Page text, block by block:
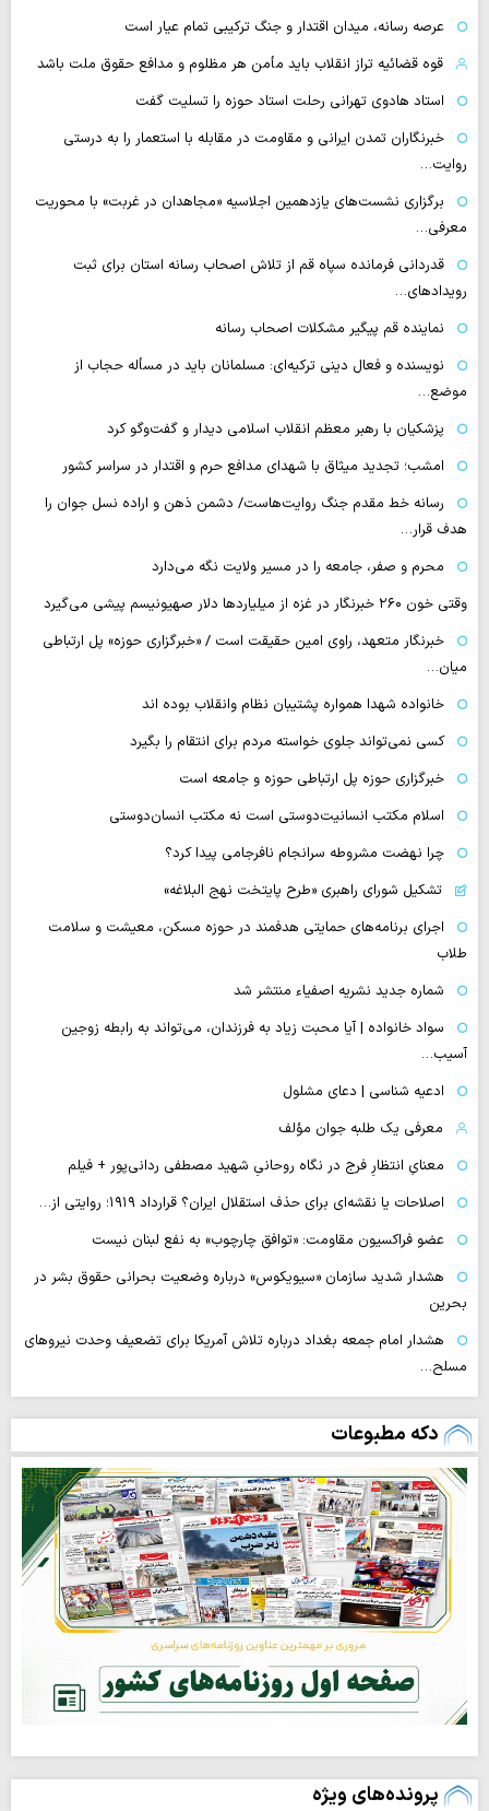
عرصه رسانه، میدان اقتدار و جنگ ترکیبی تمام عیار است
قوه قضائیه تراز انقلاب باید مأمن هر مظلوم و مدافع حقوق ملت باشد
استاد هادوی تهرانی رحلت استاد حوزه را تسلیت گفت
خبرنگاران تمدن ایرانی و مقاومت در مقابله با استعمار را به درستی
روایت…
برگزاری نشست‌های یازدهمین اجلاسیه «مجاهدان در غربت» با محوریت
معرفی…
قدردانی فرمانده سپاه قم از تلاش اصحاب رسانه استان برای ثبت
رویدادهای…
نماینده قم پیگیر مشکلات اصحاب رسانه
نویسنده و فعال دینی ترکیه‌ای: مسلمانان باید در مسأله حجاب از
موضع…
پزشکیان با رهبر معظم انقلاب اسلامی دیدار و گفت‌وگو کرد
امشب؛ تجدید میثاق با شهدای مدافع حرم و اقتدار در سراسر کشور
رسانه‌ خط مقدم جنگ روایت‌هاست/ دشمن ذهن و اراده نسل جوان را
هدف قرار…
محرم و صفر، جامعه را در مسیر ولایت نگه می‌دارد
وقتی خون ۲۶۰ خبرنگار در غزه از میلیاردها دلار صهیونیسم پیشی می‌گیرد
خبرنگار متعهد، راوی امین حقیقت است / «خبرگزاری حوزه» پل ارتباطی
میان…
خانواده شهدا همواره پشتیبان نظام وانقلاب بوده اند
کسی نمی‌تواند جلوی خواسته مردم برای انتقام را بگیرد
خبرگزاری حوزه پل ارتباطی حوزه و جامعه است
اسلام مکتب انسانیت‌دوستی است نه مکتب انسان‌دوستی
چرا نهضت مشروطه سرانجام نافرجامی پیدا کرد؟
تشکیل شورای راهبری «طرح پایتخت نهج البلاغه»
اجرای برنامه‌های حمایتی هدفمند در حوزه مسکن، معیشت و سلامت
طلاب
شماره جدید نشریه اصفیاء منتشر شد
سواد خانواده | آیا محبت زیاد به فرزندان، می‌تواند به رابطه زوجین
آسیب…
ادعیه شناسی | دعای مشلول
معرفی یک طلبه جوان مؤلف
معنایِ انتظارِ فرج در نگاه روحانیِ شهید مصطفی ردانی‌پور + فیلم
اصلاحات یا نقشه‌ای برای حذف استقلال ایران؟ قرارداد ۱۹۱۹؛ روایتی از…
عضو فراکسیون مقاومت: «توافق چارچوب» به نفع لبنان نیست
هشدار شدید سازمان «سیویکوس» درباره وضعیت بحرانی حقوق بشر در
بحرین
هشدار امام جمعه بغداد درباره تلاش آمریکا برای تضعیف وحدت نیروهای
مسلح…
دکه مطبوعات
پرونده‌های ویژه